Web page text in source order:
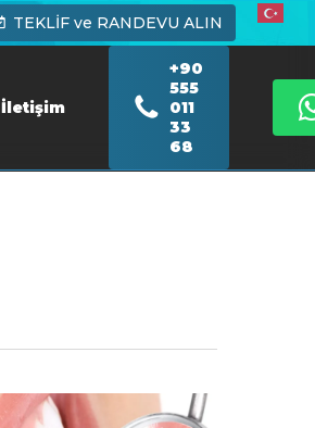
TEKLİF ve RANDEVU ALIN
İletişim
+90
555
011
33
68